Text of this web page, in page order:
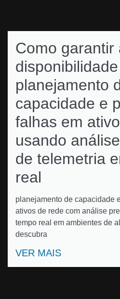
Como garantir
planejamento
capacidade e
falhas em
usando
de telemetria
real
planejamento de capacidade
ativos de rede com análise
tempo real em ambientes de
descubra
VER MAIS